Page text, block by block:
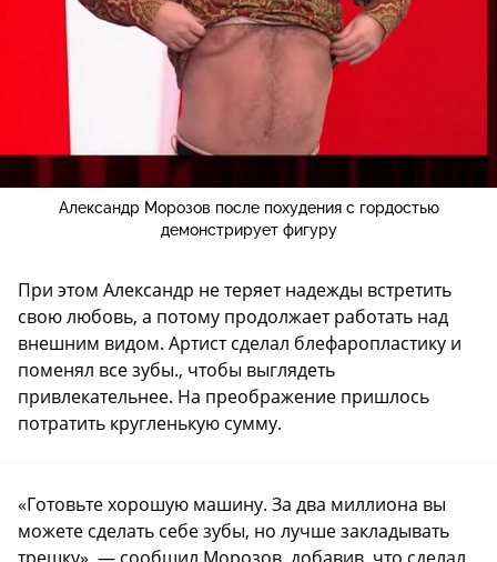
Александр Морозов после похудения с гордостью
демонстрирует фигуру
При этом Александр не теряет надежды встретить
свою любовь, а потому продолжает работать над
внешним видом. Артист сделал блефаропластику и
поменял все зубы., чтобы выглядеть
привлекательнее. На преображение пришлось
потратить кругленькую сумму.
«Готовьте хорошую машину. За два миллиона вы
можете сделать себе зубы, но лучше закладывать